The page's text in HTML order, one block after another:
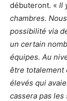
débuteront. « Il
chambres.
possibilité via
un certain
équipes. Au
être totalement
élevés qui
cassera pas les